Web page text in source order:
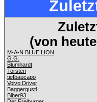
(von
M-A-N BLUE LION
G.G.
Blumhardt
Torsten
tiefbaucapo
Volvo Driver
Baggergustl
Biber93